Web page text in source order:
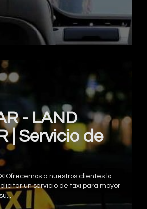
- LAND
| Servicio de
a nuestros clientes la
un servicio de taxi para mayor